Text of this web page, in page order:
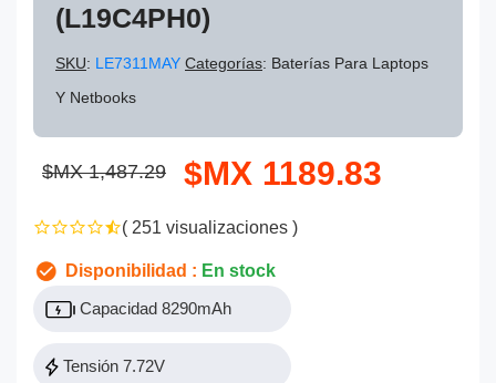
(L19C4PH0)
SKU: LE7311MAY Categorías: Baterías Para Laptops
Y Netbooks
$MX 1,487.29 $MX 1189.83
( 251 visualizaciones )
Disponibilidad : En stock
Capacidad 8290mAh
Tensión 7.72V